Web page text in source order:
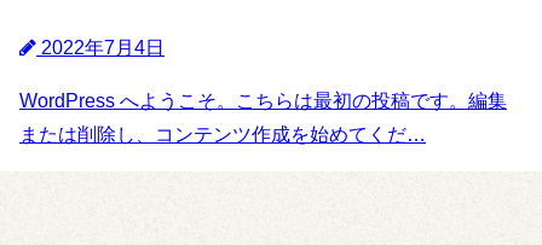
2022年7月4日
WordPress へようこそ。こちらは最初の投稿です。編集
または削除し、コンテンツ作成を始めてくだ…